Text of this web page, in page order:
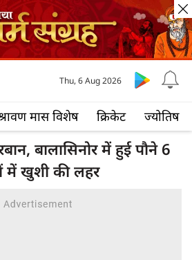
मास विशेष क्रिकेट ज्योतिष
Thu, 6 Aug 2026
बालासिनोर में हुई पौने 6
में खुशी की लहर